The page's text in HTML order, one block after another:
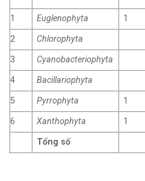
1 Euglenophyta 1
2
Chlorophyta
3
Cyanobacteriophyta
4
Bacillariophyta
5
Pyrrophyta 1
6
Xanthophyta 1
Tổng số